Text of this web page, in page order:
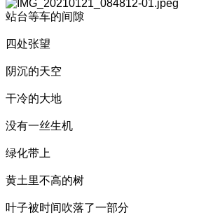
站台等车的间隙
四处张望
阴沉的天空
干冷的大地
没有一丝生机
绿化带上
黄土里不高的树
叶子被时间吹落了一部分